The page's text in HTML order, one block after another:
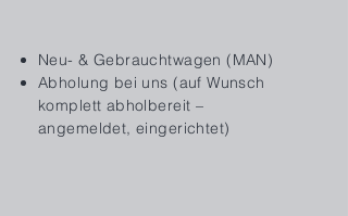
Neu- & Gebrauchtwagen (MAN)
Abholung bei uns (auf Wunsch
komplett abholbereit –
angemeldet, eingerichtet)